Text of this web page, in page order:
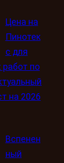
Цена на
Пинотек
с для
по
на 2026
Вспенен
ный